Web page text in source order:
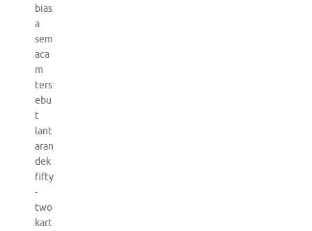
bias
a
sem
aca
m
ters
ebu
t
lant
aran
dek
fifty
-
two
kart